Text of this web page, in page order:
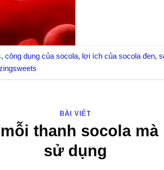
, công dụng của socola, lợi ích của socola đen,
BÀI VIẾT
thanh socola
sử dụng